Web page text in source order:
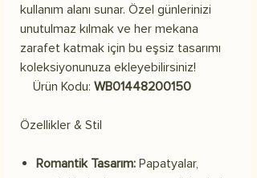
kullanım alanı sunar. Özel günlerinizi
unutulmaz kılmak ve her mekana
zarafet katmak için bu eşsiz tasarımı
koleksiyonunuza ekleyebilirsiniz!
Ürün Kodu: WB01448200150
Özellikler & Stil
Romantik Tasarım: Papatyalar,